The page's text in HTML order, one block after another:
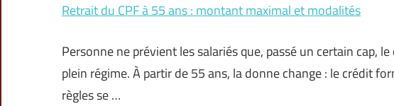
Retrait du CPF à 55 ans : montant maximal et modalités
Personne ne prévient les salariés que, passé un certain cap,
plein régime. À partir de 55 ans, la donne change : le crédit
règles se …